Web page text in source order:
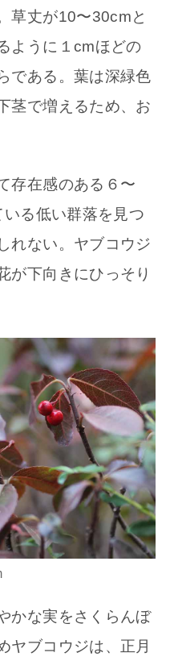
草丈が10〜30cmと
ように１cmほどの
である。葉は深緑色
茎で増えるため、お
存在感のある６〜
る低い群落を見つ
れない。ヤブコウジ
が下向きにひっそり
かな実をさくらんぼ
ヤブコウジは、正月